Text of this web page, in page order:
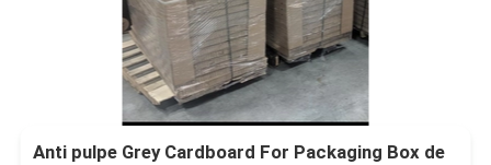
Anti pulpe Grey Cardboard For Packaging Box de